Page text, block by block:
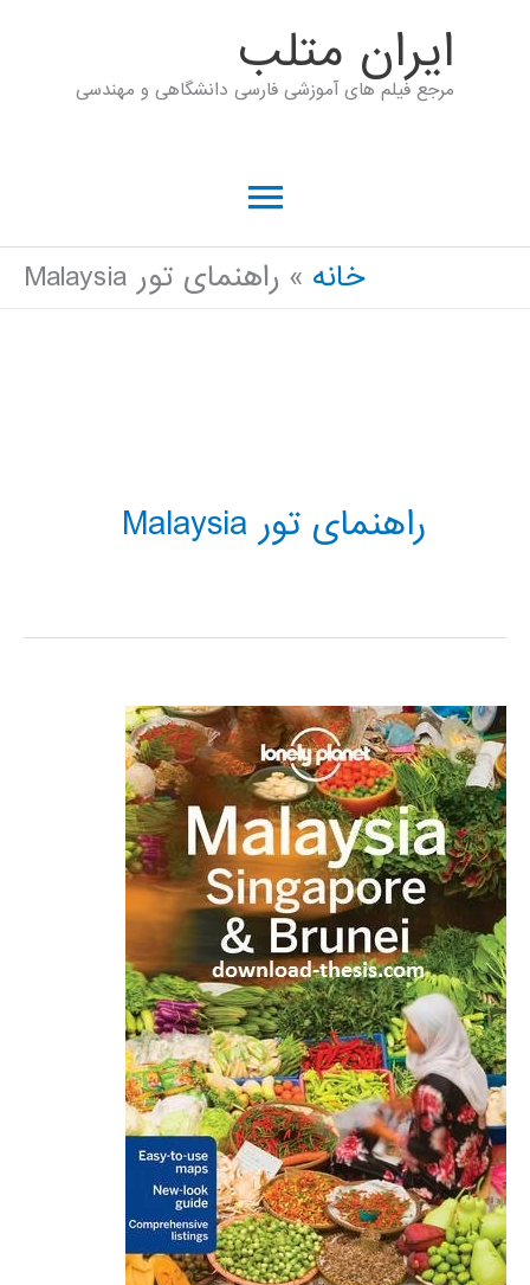
ايران متلب
مرجع فیلم های آموزشی فارسی دانشگاهی و مهندسی
فهرست
اصلی
خانه راهنمای تور Malaysia
راهنمای تور Malaysia